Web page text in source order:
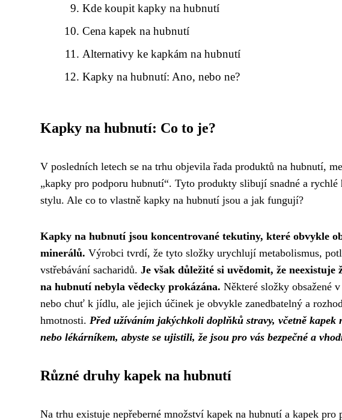
Kde koupit kapky na hubnutí
Cena kapek na hubnutí
Alternativy ke kapkám na hubnutí
Kapky na hubnutí: Ano, nebo ne?
Kapky na hubnutí: Co to je?
V posledních letech se na trhu objevila řada produktů na hubnutí,
„kapky pro podporu hubnutí“. Tyto produkty slibují snadné a
stylu. Ale co to vlastně kapky na hubnutí jsou a jak fungují?
Kapky na hubnutí jsou koncentrované tekutiny, které obvykle
minerálů. Výrobci tvrdí, že tyto složky urychlují metabolismus,
vstřebávání sacharidů. Je však důležité si uvědomit, že
na hubnutí nebyla vědecky prokázána. Některé složky obsažené
nebo chuť k jídlu, ale jejich účinek je obvykle zanedbatelný a
hmotnosti. Před užíváním jakýchkoli doplňků stravy, včetně
nebo lékárníkem, abyste se ujistili, že jsou pro vás bezpečné a
Různé druhy kapek na hubnutí
Na trhu existuje nepřeberné množství kapek na hubnutí a kapek